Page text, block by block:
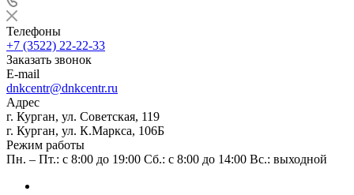
Телефоны
+7 (3522) 22-22-33
Заказать звонок
E-mail
dnkcentr@dnkcentr.ru
Адрес
г. Курган, ул. Советская, 119
г. Курган, ул. К.Маркса, 106Б
Режим работы
Пн. – Пт.: с 8:00 до 19:00 Сб.: с 8:00 до 14:00 Вс.: выходной